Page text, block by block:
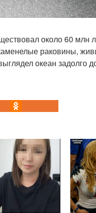
около 60 млн
раковины,
океан задолго